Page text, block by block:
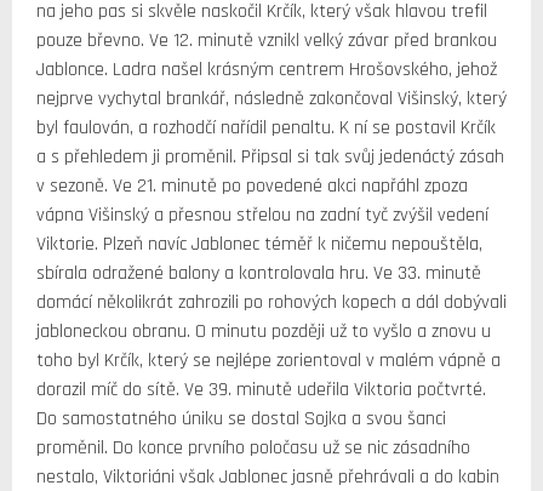
na jeho pas si skvěle naskočil Krčík, který však hlavou trefil
pouze břevno. Ve 12. minutě vznikl velký závar před brankou
Jablonce. Ladra našel krásným centrem Hrošovského, jehož
nejprve vychytal brankář, následně zakončoval Višinský, který
byl faulován, a rozhodčí nařídil penaltu. K ní se postavil Krčík
a s přehledem ji proměnil. Připsal si tak svůj jedenáctý zásah
v sezoně. Ve 21. minutě po povedené akci napřáhl zpoza
vápna Višinský a přesnou střelou na zadní tyč zvýšil vedení
Viktorie. Plzeň navíc Jablonec téměř k ničemu nepouštěla,
sbírala odražené balony a kontrolovala hru. Ve 33. minutě
domácí několikrát zahrozili po rohových kopech a dál dobývali
jabloneckou obranu. O minutu později už to vyšlo a znovu u
toho byl Krčík, který se nejlépe zorientoval v malém vápně a
dorazil míč do sítě. Ve 39. minutě udeřila Viktoria počtvrté.
Do samostatného úniku se dostal Sojka a svou šanci
proměnil. Do konce prvního poločasu už se nic zásadního
nestalo, Viktoriáni však Jablonec jasně přehrávali a do kabin